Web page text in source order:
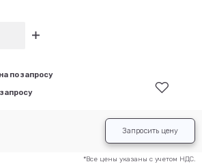
по запросу
*Все цены указаны с учетом НДС.
Запросить цену